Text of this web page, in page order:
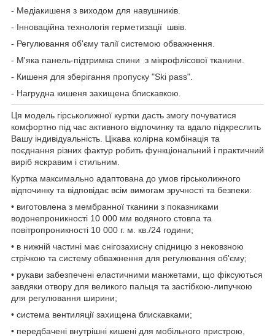
- Медіакишеня з виходом для навушників.
- Інноваційна технологія герметизації швів.
- Регулювання об'єму талії системою обважнення.
- М'яка панель-підтримка спини з мікрофлісової тканини.
- Кишеня для зберігання пропуску "Ski pass".
- Нагрудна кишеня захищена блискавкою.
Ця модель гірськолижної куртки дасть змогу почуватися
комфортно під час активного відпочинку та вдало підкреслить
Вашу індивідуальність. Цікава колірна комбінація та
поєднання різних фактур робить функціональний і практичний
виріб яскравим і стильним.
Куртка максимально адаптована до умов гірськолижного
відпочинку та відповідає всім вимогам зручності та безпеки:
• виготовлена з мембранної тканини з показниками
водонепроникності 10 000 мм водяного стовпа та
повітропроникності 10 000 г. м. кв./24 години;
• в нижній частині має снігозахисну спідницю з нековзною
стрічкою та систему обважнення для регулювання об'єму;
• рукави забезпечені еластичними манжетами, що фіксуються
завдяки отвору для великого пальця та застібкою-липучкою
для регулювання ширини;
• система вентиляції захищена блискавками;
• передбачені внутрішні кишені для мобільного пристрою,